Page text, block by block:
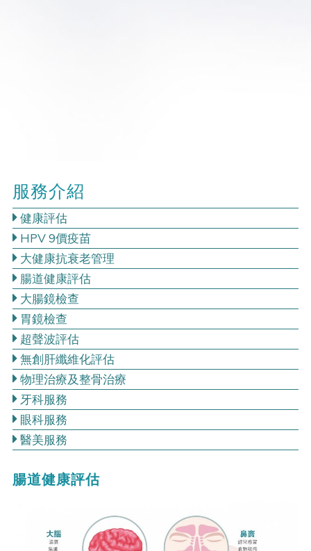
服務介紹
健康評估
HPV 9價疫苗
大健康抗衰老管理
腸道健康評估
大腸鏡檢查
胃鏡檢查
超聲波評估
無創肝纖維化評估
物理治療及整骨治療
牙科服務
眼科服務
醫美服務
腸道健康評估